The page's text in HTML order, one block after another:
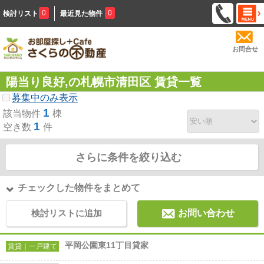
検討リスト 0 最近見た物件 0
お問合せ
陽当り良好,の札幌市清田区 賃貸一覧
募集中のみ表示
該当物件 1 棟
空き数 1 件
さらに条件を絞り込む
チェックした物件をまとめて
検討リストに追加 お問い合わせ
賃貸｜一戸建て 平岡公園東11丁目貸家